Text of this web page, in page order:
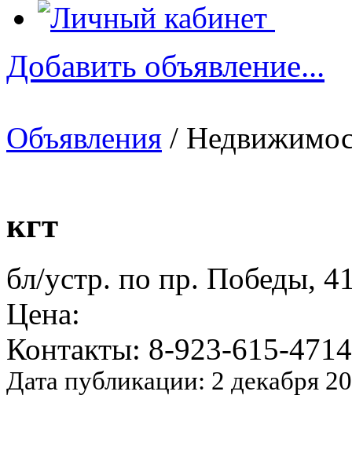
Добавить объявление...
Объявления /
кгт
бл/устр. по пр. Победы,
Цена:
Контакты: 8-923-615-4714
Дата публикации: 2 декабря